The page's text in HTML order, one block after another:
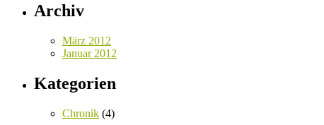
Archiv
März 2012
Januar 2012
Kategorien
Chronik (4)